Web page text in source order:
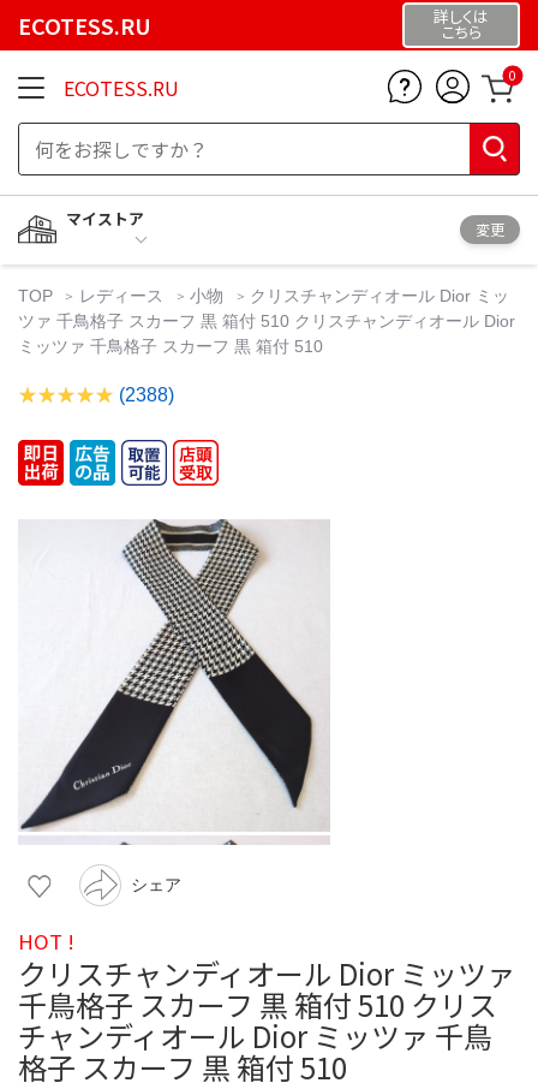
ECOTESS.RU 詳しくは
こちら
ECOTESS.RU 0
マイストア
変更
TOP レディース 小物
クリスチャンディオール Dior ミッ
ツァ 千鳥格子 スカーフ 黒 箱付 510 クリスチャンディオール Dior
ミッツァ 千鳥格子 スカーフ 黒 箱付 510
(2388)
シェア
HOT !
クリスチャンディオール Dior ミッツァ
千鳥格子 スカーフ 黒 箱付 510 クリス
チャンディオール Dior ミッツァ 千鳥
格子 スカーフ 黒 箱付 510